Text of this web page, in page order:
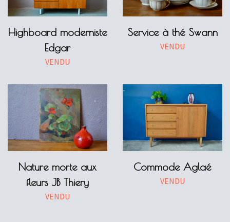
Highboard moderniste
Edgar
VENDU
Service à thé Swann
VENDU
Nature morte aux
fleurs JB Thiery
VENDU
Commode Aglaé
VENDU